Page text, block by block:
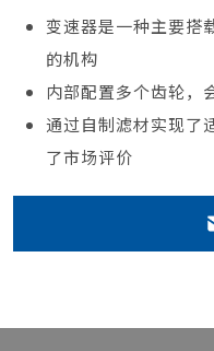
变速器是一种主要搭
的机构
内部配置多个齿轮，
通过自制滤材实现了
了市场评价